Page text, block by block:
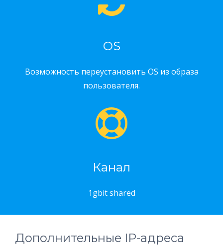
OS
Возможность переустановить OS из образа
пользователя.
Канал
1gbit shared
Дополнительные IP-адреса